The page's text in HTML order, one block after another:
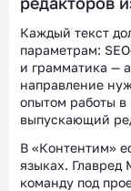
Каждый текст
параметрам:
и грамматика —
направление
опытом работы в
выпускающий
В «Контентим»
языках. Главред
команду под